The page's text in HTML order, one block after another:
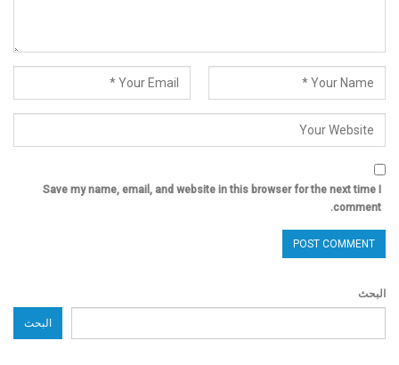
Save my name, email, and website in this browser for the next time I
comment.
البحث
البحث